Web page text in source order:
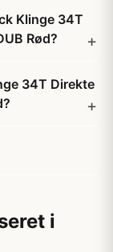
Klinge 34T
Rød?
34T Direkte
i